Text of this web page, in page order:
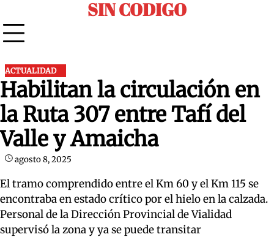
to
content
SIN CODIGO
ACTUALIDAD
Habilitan la circulación en
la Ruta 307 entre Tafí del
Valle y Amaicha
agosto 8, 2025
El tramo comprendido entre el Km 60 y el Km 115 se
encontraba en estado crítico por el hielo en la calzada.
Personal de la Dirección Provincial de Vialidad
supervisó la zona y ya se puede transitar